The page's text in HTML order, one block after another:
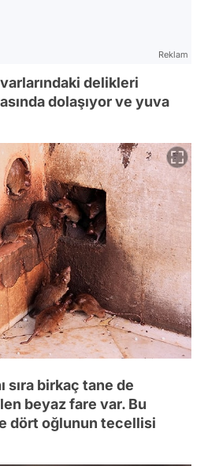
Reklam
delikleri
dolaşıyor ve yuva
sıra birkaç tane de
beyaz fare var. Bu
dört oğlunun tecellisi